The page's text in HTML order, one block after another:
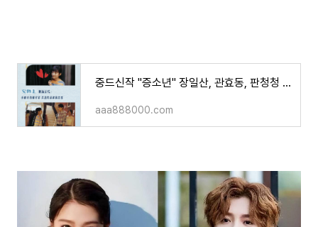
중드신작 "증소년" 장일산, 관효동, 판청청 주연/ 소개/ 영상
aaa888000.com